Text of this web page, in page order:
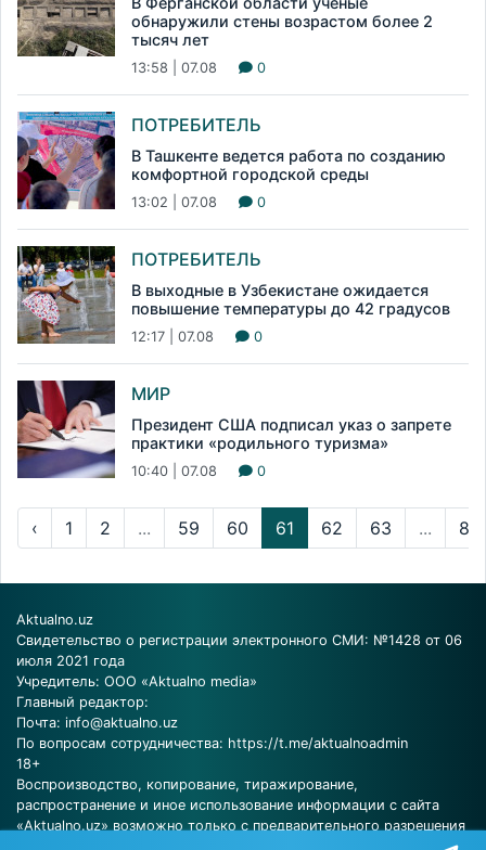
обнаружили стены возрастом более 2
тысяч лет
13:58 | 07.08 0
ПОТРЕБИТЕЛЬ
В Ташкенте ведется работа по созданию
комфортной городской среды
13:02 | 07.08 0
ПОТРЕБИТЕЛЬ
В выходные в Узбекистане ожидается
повышение температуры до 42 градусов
12:17 | 07.08 0
МИР
Президент США подписал указ о запрете
практики «родильного туризма»
10:40 | 07.08 0
‹ 1 2 ... 59 60 61 62 63 ... 83
Aktualno.uz
Свидетельство о регистрации электронного СМИ: №1428 от 06
июля 2021 года
Учредитель: ООО «Aktualno media»
Главный редактор:
Почта: info@aktualno.uz
По вопросам сотрудничества: https://t.me/aktualnoadmin
18+
Воспроизводство, копирование, тиражирование,
распространение и иное использование информации с сайта
«Aktualno.uz» возможно только с предварительного разрешения